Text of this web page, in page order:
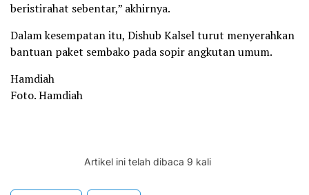
beristirahat sebentar,” akhirnya.
Dalam kesempatan itu, Dishub Kalsel turut menyerahkan
bantuan paket sembako pada sopir angkutan umum.
Hamdiah
Foto. Hamdiah
Artikel ini telah dibaca 9 kali